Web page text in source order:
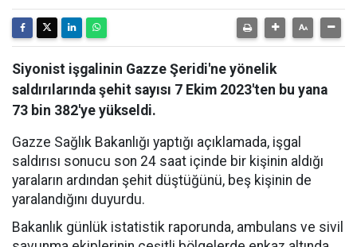
Siyonist işgalinin Gazze Şeridi'ne yönelik
saldırılarında şehit sayısı 7 Ekim 2023'ten bu yana
73 bin 382'ye yükseldi.
Gazze Sağlık Bakanlığı yaptığı açıklamada, işgal
saldırısı sonucu son 24 saat içinde bir kişinin aldığı
yaraların ardından şehit düştüğünü, beş kişinin de
yaralandığını duyurdu.
Bakanlık günlük istatistik raporunda, ambulans ve sivil